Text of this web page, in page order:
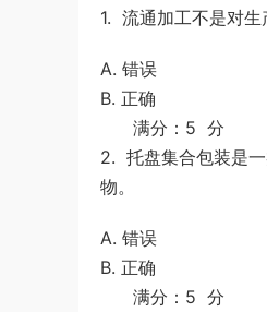
1. 流通加工不是对生
A. 错误
B. 正确
满分：5 分
2. 托盘集合包装是
物。
A. 错误
B. 正确
满分：5 分